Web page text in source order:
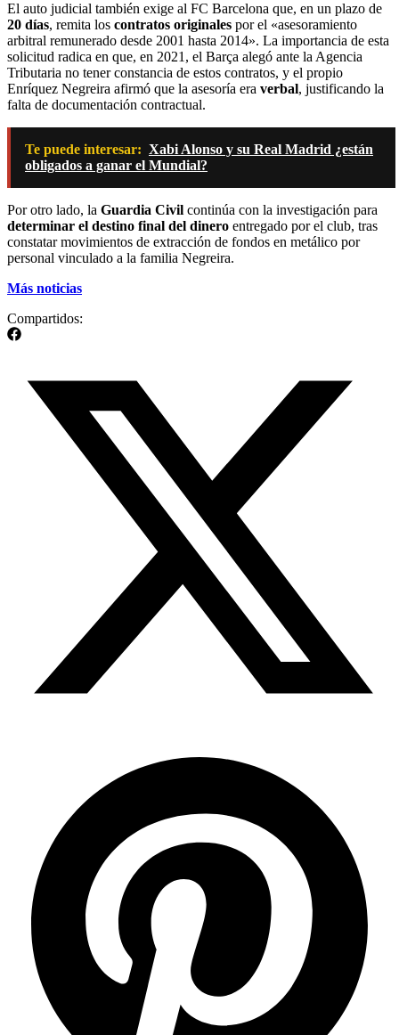
El auto judicial también exige al FC Barcelona que, en un plazo de
20 días, remita los contratos originales por el «asesoramiento
arbitral remunerado desde 2001 hasta 2014». La importancia de esta
solicitud radica en que, en 2021, el Barça alegó ante la Agencia
Tributaria no tener constancia de estos contratos, y el propio
Enríquez Negreira afirmó que la asesoría era verbal, justificando la
falta de documentación contractual.
Te puede interesar: Xabi Alonso y su Real Madrid ¿están
obligados a ganar el Mundial?
Por otro lado, la Guardia Civil continúa con la investigación para
determinar el destino final del dinero entregado por el club, tras
constatar movimientos de extracción de fondos en metálico por
personal vinculado a la familia Negreira.
Más noticias
Compartidos: